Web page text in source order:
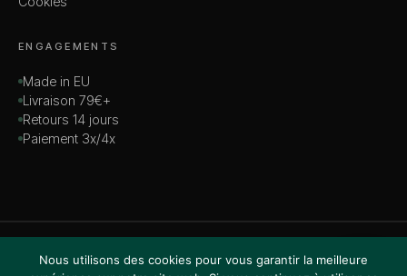
ENGAGEMENTS
Made in EU
Livraison 79€+
Retours 14 jours
Paiement 3x/4x
VISA · MASTERCARD · AMEX · PAYPAL
Nous utilisons des cookies pour vous garantir la meilleure